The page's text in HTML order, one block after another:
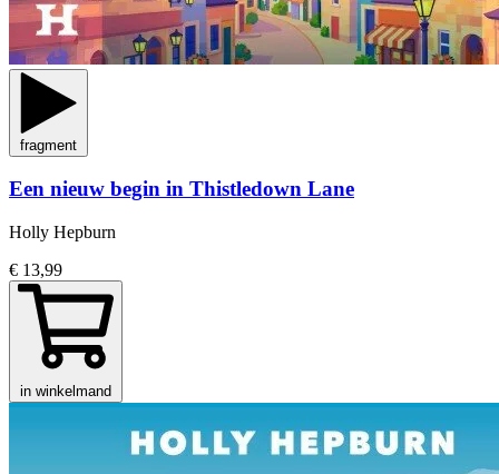
fragment
Een nieuw begin in Thistledown Lane
Holly Hepburn
€ 13,99
in winkelmand